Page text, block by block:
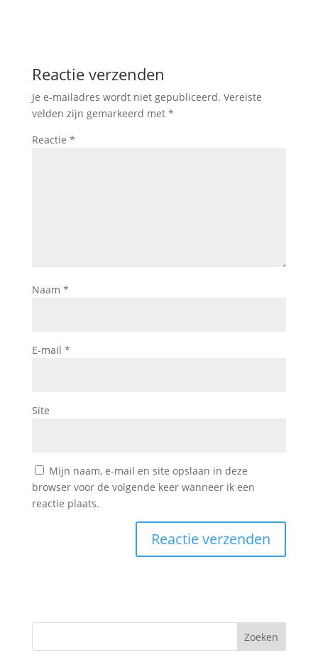
Reactie verzenden
Je e-mailadres wordt niet gepubliceerd. Vereiste
velden zijn gemarkeerd met *
Reactie *
Naam *
E-mail *
Site
Mijn naam, e-mail en site opslaan in deze
browser voor de volgende keer wanneer ik een
reactie plaats.